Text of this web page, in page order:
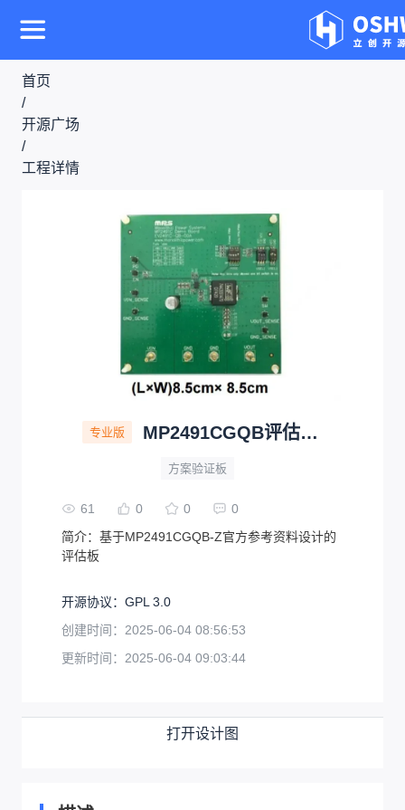
首页
/
开源广场
/
工程详情
专业版 MP2491CGQB评估板(附带资料)
方案验证板
61 0 0
0
简介：基于MP2491CGQB-Z官方参考资料设计的
评估板
开源协议：GPL 3.0
创建时间： 2025-06-04 08:56:53
更新时间： 2025-06-04 09:03:44
打开设计图